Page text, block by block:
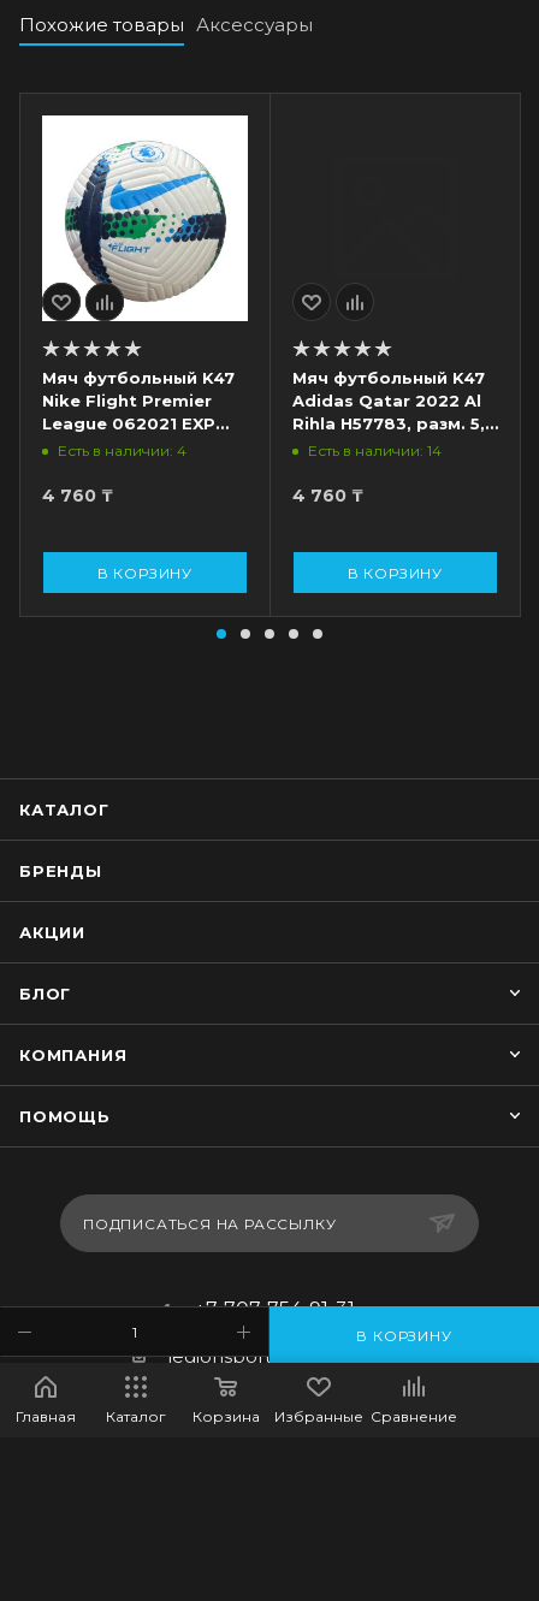
В КОРЗИНУ
Похожие товары Аксессуары
Мяч футбольный K47
Nike Flight Premier
League 062021 EXP
SC8235, разм. 5,
зеленый
Есть в наличии: 4
4 760 ₸
В КОРЗИНУ
Мяч футбольный K47
Adidas Qatar 2022 Al
Rihla H57783, разм. 5,
белый/синий/
Есть в наличии: 14
4 760 ₸
В КОРЗИНУ
КАТАЛОГ
БРЕНДЫ
АКЦИИ
БЛОГ
КОМПАНИЯ
ПОМОЩЬ
ПОДПИСАТЬСЯ НА РАССЫЛКУ
+7-707-754-91-31
legionsportkz@gmail.com
г.Костанай, ул. Баймагамбетова
193, ВП-5
Главная Каталог Корзина Избранные Сравнение